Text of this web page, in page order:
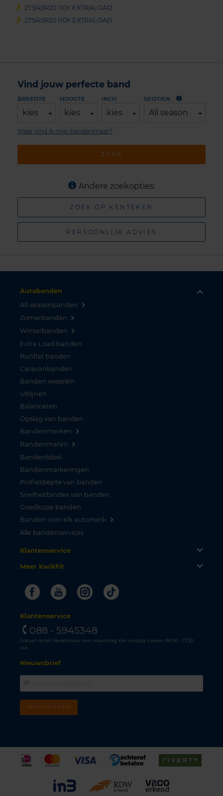
275/45R20 110Y EXTRALOAD
275/45R20 110Y EXTRALOAD
Vind jouw perfecte band
BREEDTE
kies
HOOGTE
kies
INCH
kies
SEIZOEN
All season
ZOEK
Waar vind ik mijn bandenmaat?
Andere zoekopties:
ZOEK OP KENTEKEN
PERSOONLIJK ADVIES
Autobanden
All-seasonbanden
Zomerbanden
Winterbanden
Extra Load banden
Runflat banden
Caravanbanden
Banden wisselen
Uitlijnen
Balanceren
Opslag van banden
Bandenmerken
Bandenmaten
Bandenlabel
Bandenmarkeringen
Profieldiepte van banden
Snelheidsindex van banden
Goedkope banden
Banden voor elk automerk
Alle bandenservices
Klantenservice
Meer KwikFit
FacebookYoutubeInstagram
Tiktok
Klantenservice
088 - 5945348
Lokaal tarief. Bereikbaar van maandag t/m vrijdag tussen 08.00 - 17.30
uur.
Nieuwsbrief
INSCHRIJVEN